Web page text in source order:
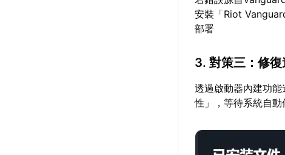
安裝「Riot
部署
3. 對策三：修
透過啟動器內建功
性」，等待系統自